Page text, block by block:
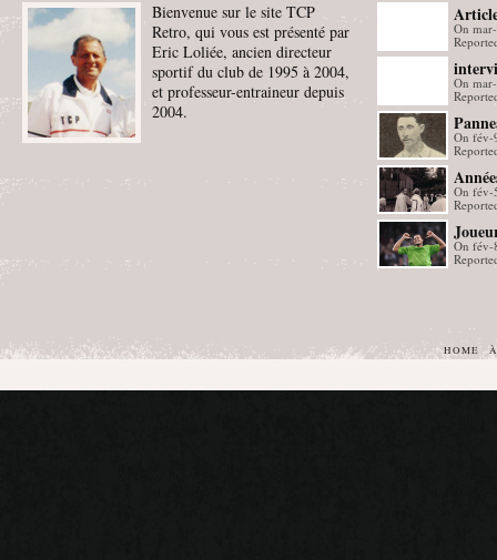
Bienvenue sur le site TCP
Retro, qui vous est présenté par
Eric Loliée, ancien directeur
sportif du club de 1995 à 2004,
et professeur-entraineur depuis
2004.
On
On
On fév-
On fév-
On fév-
HOME